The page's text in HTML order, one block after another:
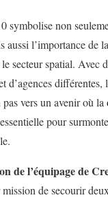
symbolise non
aussi l’importance de
secteur spatial. Avec
d’agences
vers un avenir où la
pour
de l’équipage de
de secourir